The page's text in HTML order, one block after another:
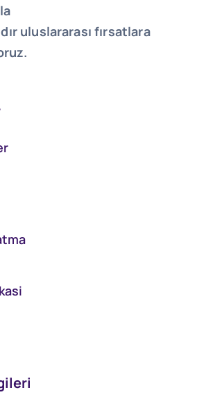
uluslararası fırsatlara